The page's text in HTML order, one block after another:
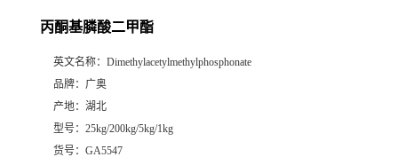
丙酮基膦酸二甲酯
英文名称： Dimethylacetylmethylphosphonate
品牌： 广奥
产地： 湖北
型号： 25kg/200kg/5kg/1kg
货号： GA5547